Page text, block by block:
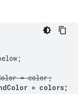
= color;
= colors;